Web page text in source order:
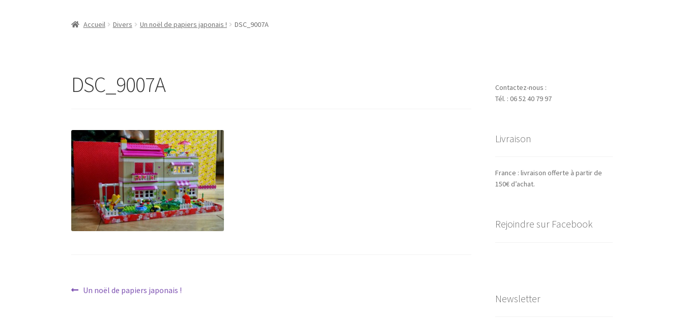
Accueil Divers Un noël de papiers japonais ! DSC_9007A
DSC_9007A
Navigation
Article
Un noël de papiers japonais !
Contactez-nous :
Tél. : 06 52 40 79 97
Livraison
France : livraison offerte à partir de
150€ d’achat.
Rejoindre sur Facebook
Newsletter